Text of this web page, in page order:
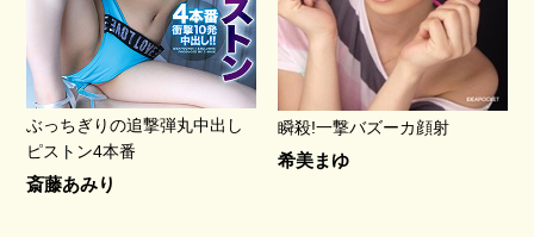
ぶっちぎりの追撃弾丸中出し
ピストン4本番
斎藤あみり
瞬殺!一撃バズーカ顔射
希美まゆ